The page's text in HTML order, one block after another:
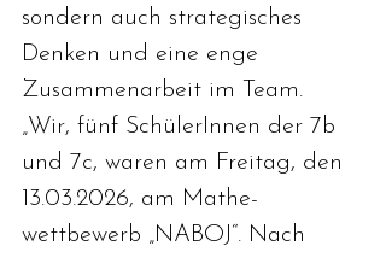
sondern auch strategisches
Denken und eine enge
Zusammenarbeit im Team.
„Wir, fünf SchülerInnen der 7b
und 7c, waren am Freitag, den
13.03.2026, am Mathe-
wettbewerb „NABOJ“. Nach